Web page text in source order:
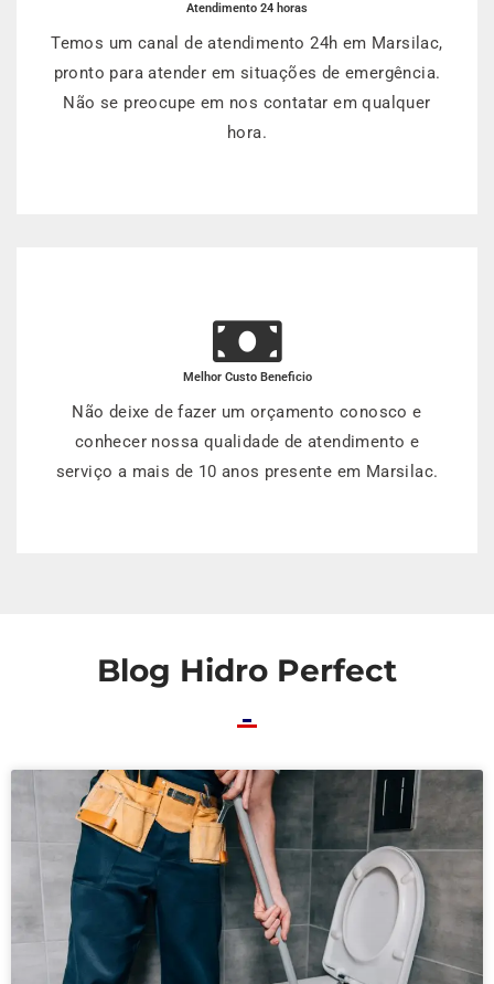
Atendimento 24 horas
Temos um canal de atendimento 24h em Marsilac,
pronto para atender em situações de emergência.
Não se preocupe em nos contatar em qualquer
hora.
Melhor Custo Beneficio
Não deixe de fazer um orçamento conosco e
conhecer nossa qualidade de atendimento e
serviço a mais de 10 anos presente em Marsilac.
Blog Hidro Perfect